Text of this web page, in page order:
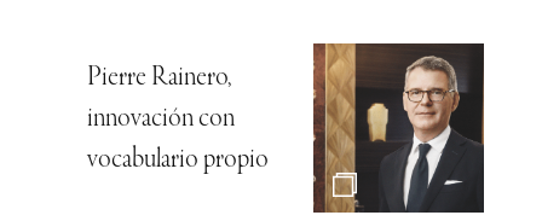
Pierre Rainero,
innovación con
vocabulario propio